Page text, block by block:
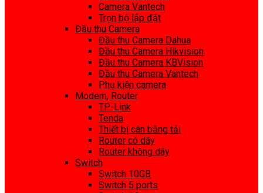
Camera Vantech
Trọn bộ lắp đặt
Đầu thu Camera
Đầu thu Camera Dahua
Đầu thu Camera Hikvision
Đầu thu Camera KBVision
Đầu thu Camera Vantech
Phụ kiện camera
Modem, Router
TP-Link
Tenda
Thiết bị cân bằng tải
Router có dây
Router không dây
Switch
Switch 10GB
Switch 5 ports